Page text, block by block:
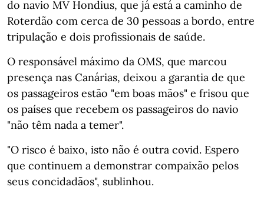
do navio MV Hondius, que já está a caminho de
Roterdão com cerca de 30 pessoas a bordo, entre
tripulação e dois profissionais de saúde.
O responsável máximo da OMS, que marcou
presença nas Canárias, deixou a garantia de que
os passageiros estão "em boas mãos" e frisou que
os países que recebem os passageiros do navio
"não têm nada a temer".
"O risco é baixo, isto não é outra covid. Espero
que continuem a demonstrar compaixão pelos
seus concidadãos", sublinhou.